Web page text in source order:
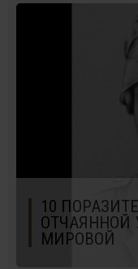
10
ОТЧАЯННОЙ
МИРОВОЙ